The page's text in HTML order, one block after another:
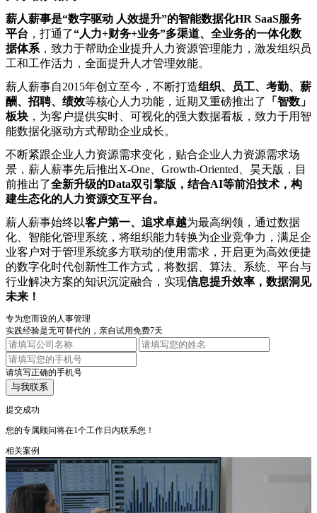
薪人薪事是“数字驱动 人效提升”的智能数据化HR SaaS服务
平台 ，打通了“人力+财务+业务”多渠道、全业务的一体化数
据体系 ，致力于帮助企业提升人力资源管理能力，激发组织员
工和工作活力，全面提升人才管理效能。
薪人薪事自2015年创立至今，不断打造组织、员工、考勤、薪
酬、招聘、绩效等核心人力功能，近期又重磅推出了
「智数」
板块 ，为客户提供实时、可视化的强大数据看板，致力于用智
能数据化驱动方式帮助企业成长。
不断紧跟企业人力资源需求变化，贴合企业人力资源需求场
景，薪人薪事先后推出X-One、Growth-Oriented、昊天版，目
前推出了全新升级的Data双引擎版，结合AI等前沿技术，构
建生态化的人力资源交互平台。
薪人薪事始终以客户第一、追求卓越为最高纲领，通过数据
化、智能化管理系统，将组织能力转换为企业竞争力，满足企
业客户对于管理系统多方联动的使用需求，开启更为高效便捷
的数字化时代创新性工作方式，将数据、算法、系统、平台与
行业解决方案的知识沉淀融合，实现信息提升效率，数据洞见
未来！
专为您而设的人事管理
实践经验是无可替代的，亲自试用免费7天
请填写正确的手机号
与我联系
提交成功
您的专属顾问将在1个工作日内联系您！
相关案例